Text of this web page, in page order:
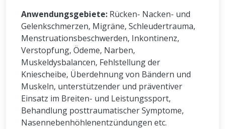
Anwendungsgebiete: Rücken- Nacken- und
Gelenkschmerzen, Migräne, Schleudertrauma,
Menstruationsbeschwerden, Inkontinenz,
Verstopfung, Ödeme, Narben,
Muskeldysbalancen, Fehlstellung der
Kniescheibe, Überdehnung von Bändern und
Muskeln, unterstützender und präventiver
Einsatz im Breiten- und Leistungssport,
Behandlung posttraumatischer Symptome,
Nasennebenhöhlenentzündungen etc.